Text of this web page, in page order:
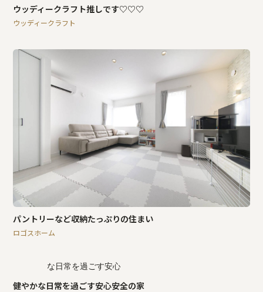
ウッディークラフト推しです♡♡♡
ウッディークラフト
パントリーなど収納たっぷりの住まい
ロゴスホーム
健やかな日常を過ごす安心安全の家